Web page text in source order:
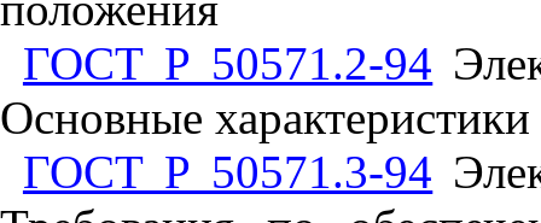
ГОСТ Р 50571.2-94
Основные характеристики
ГОСТ Р 50571.3-94